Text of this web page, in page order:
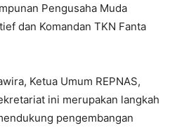
Pengusaha Muda
dan Komandan TKN Fanta
Ketua Umum REPNAS,
ini merupakan langkah
pengembangan